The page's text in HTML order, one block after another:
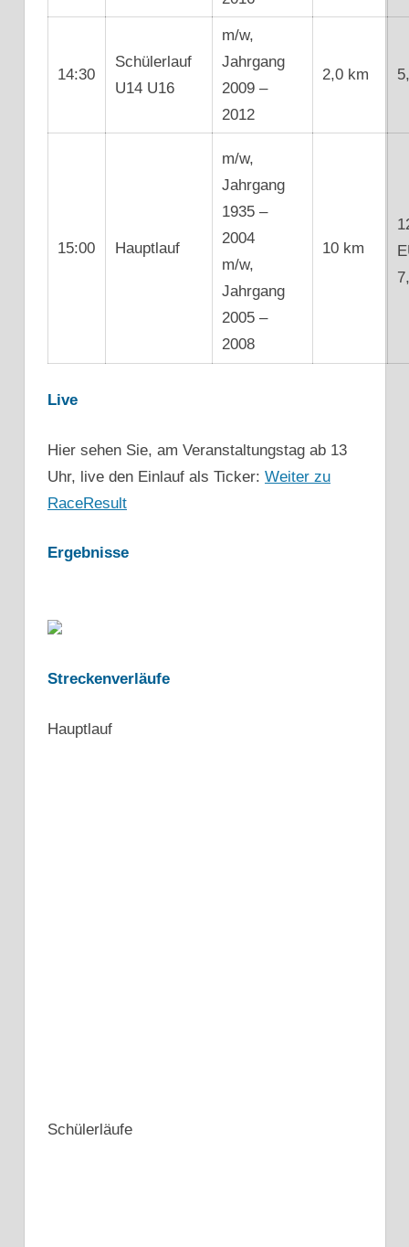
14:30
Schülerlauf
U14 U16
m/w,
Jahrgang
2009 –
2012
2,0 km
15:00 Hauptlauf
m/w,
Jahrgang
1935 –
2004
m/w,
Jahrgang
2005 –
2008
10 km
Live
Hier sehen Sie, am Veranstaltungstag ab 13
Uhr, live den Einlauf als Ticker: Weiter zu
RaceResult
Ergebnisse
Streckenverläufe
Hauptlauf
Schülerläufe